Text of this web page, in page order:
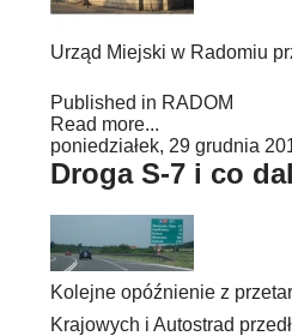
Urząd Miejski w Radomiu
Published in RADOM
Read more...
poniedziałek, 29 grudnia
Droga S-7 i co
Kolejne opóźnienie z
Krajowych i Autostrad